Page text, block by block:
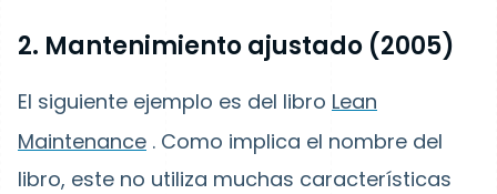
2. Mantenimiento ajustado (2005)
El siguiente ejemplo es del libro Lean
Maintenance . Como implica el nombre del
libro, este no utiliza muchas características